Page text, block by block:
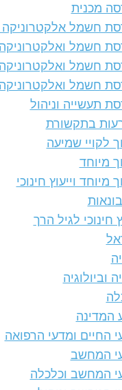
מכנית
חשמל אלקטרוניקה
חשמל ואלקטרוניקה
חשמל ואלקטרוניקה
חשמל
תעשייה וניהול
בתקשורת
לקויי שמיעה
מיוחד
מיוחד וייעוץ חינוכי
חינוכי לגיל הרך
וביולוגיה
המדינה
החיים ומדעי הרפואה
המחשב
המחשב וכלכלה